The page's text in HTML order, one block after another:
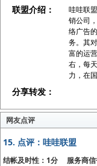
联盟介绍：
哇哇联
销公司
络广告
务。其
富的运
右，每
力，在
分享转发：
网友点评
15. 点评：哇哇联盟
结帐及时性：1分 服务商